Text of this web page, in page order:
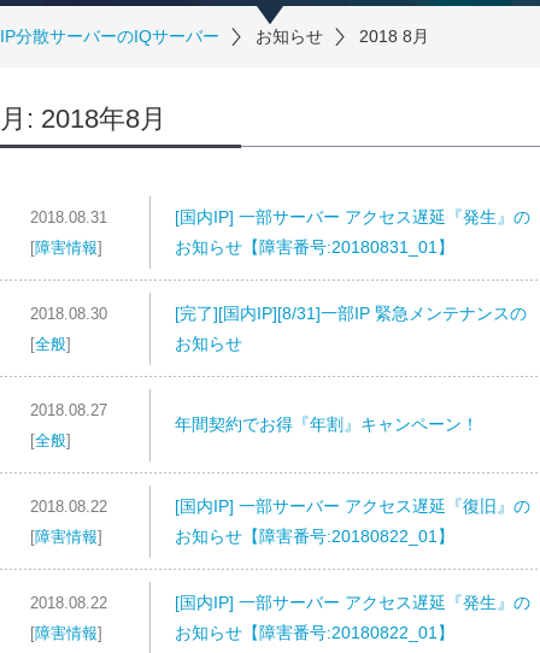
IP分散サーバーのIQサーバー お知らせ 2018 8月
月: 2018年8月
2018.08.31
[障害情報]
[国内IP] 一部サーバー アクセス遅延『発生』の
お知らせ【障害番号:20180831_01】
2018.08.30
[全般]
[完了][国内IP][8/31]一部IP 緊急メンテナンスの
お知らせ
2018.08.27
[全般]
年間契約でお得『年割』キャンペーン！
2018.08.22
[障害情報]
[国内IP] 一部サーバー アクセス遅延『復旧』の
お知らせ【障害番号:20180822_01】
2018.08.22
[障害情報]
[国内IP] 一部サーバー アクセス遅延『発生』の
お知らせ【障害番号:20180822_01】